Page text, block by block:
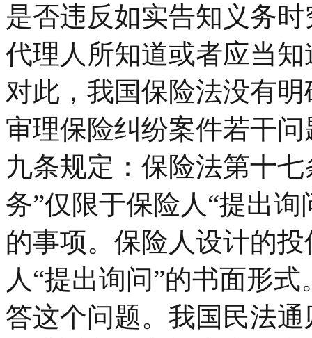
是否违反如实告知义务
代理人所知道或者应当
对此，我国保险法没有
审理保险纠纷案件若干
九条规定：保险法第十
务”仅限于保险人“提出
的事项。保险人设计的
人“提出询问”的书面形
答这个问题。我国民法